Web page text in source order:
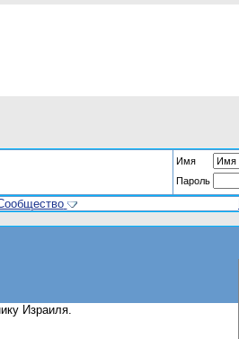
Имя
Пароль
Израиля.